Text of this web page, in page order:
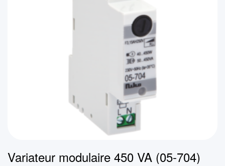
Variateur modulaire 450 VA (05-704)